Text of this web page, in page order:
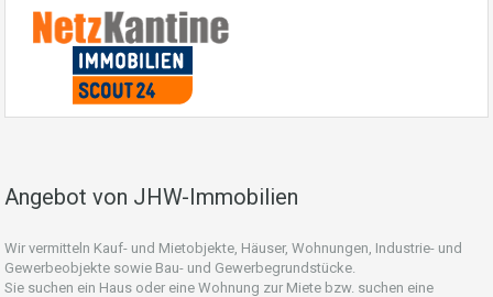
Angebot von JHW-Immobilien
Wir vermitteln Kauf- und Mietobjekte, Häuser, Wohnungen, Industrie- und
Gewerbeobjekte sowie Bau- und Gewerbegrundstücke.
Sie suchen ein Haus oder eine Wohnung zur Miete bzw. suchen eine